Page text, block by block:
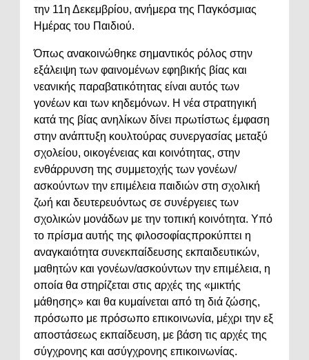
την 11η Δεκεμβρίου, ανήμερα της Παγκόσμιας
Ημέρας του Παιδιού.
Όπως ανακοινώθηκε σημαντικός ρόλος στην
εξάλειψη των φαινομένων εφηβικής βίας και
νεανικής παραβατικότητας είναι αυτός των
γονέων και των κηδεμόνων. Η νέα στρατηγική
κατά της βίας ανηλίκων δίνει πρωτίστως έμφαση
στην ανάπτυξη κουλτούρας συνεργασίας μεταξύ
σχολείου, οικογένειας και κοινότητας, στην
ενθάρρυνση της συμμετοχής των γονέων/
ασκούντων την επιμέλεια παιδιών στη σχολική
ζωή και δευτερευόντως σε συνέργειες των
σχολικών μονάδων με την τοπική κοινότητα. Υπό
το πρίσμα αυτής της φιλοσοφίαςπροκύπτει η
αναγκαιότητα συνεκπαίδευσης εκπαιδευτικών,
μαθητών και γονέων/ασκούντων την επιμέλεια, η
οποία θα στηρίζεται στις αρχές της «μικτής
μάθησης» και θα κυμαίνεται από τη διά ζώσης,
πρόσωπο με πρόσωπο επικοινωνία, μέχρι την εξ
αποστάσεως εκπαίδευση, με βάση τις αρχές της
σύγχρονης και ασύγχρονης επικοινωνίας.